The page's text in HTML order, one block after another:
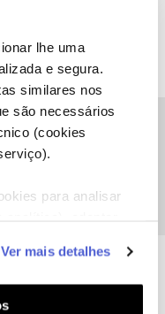
lhe uma
e segura.
similares nos
são necessários
(cookies
para analisar
e
aos seus interesses
Pode gerir a
Ver mais detalhes
relevante. Marque
melhores comentários.